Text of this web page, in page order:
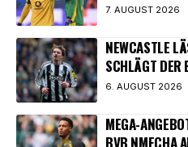
7. AUGUST 2026
NEWCASTLE
SCHLÄGT DER
6. AUGUST 2026
MEGA-
BVB NMECHA